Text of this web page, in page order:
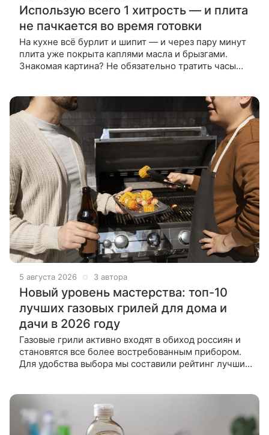
Использую всего 1 хитрость — и плита
не пачкается во время готовки
На кухне всё бурлит и шипит — и через пару минут
плита уже покрыта каплями масла и брызгами.
Знакомая картина? Не обязательно тратить часы
5 августа 2026 3 автора
Новый уровень мастерства: топ-10
лучших газовых грилей для дома и
дачи в 2026 году
Газовые грили активно входят в обиход россиян и
становятся все более востребованным прибором.
Для удобства выбора мы составили рейтинг лучших